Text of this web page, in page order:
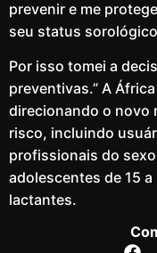
prevenir e me
seu status
Por isso tomei a
preventivas.” A
direcionando o novo
risco, incluindo
profissionais do
adolescentes de 15
lactantes.